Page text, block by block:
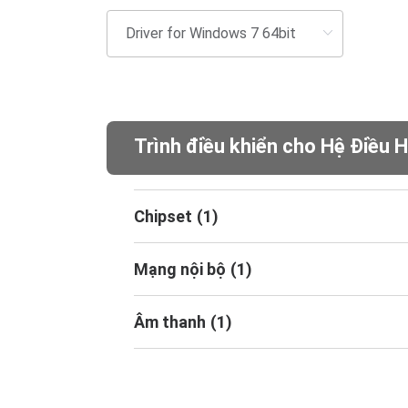
Trình điều khiển cho Hệ Điều
Chipset (1)
Mạng nội bộ (1)
Âm thanh (1)